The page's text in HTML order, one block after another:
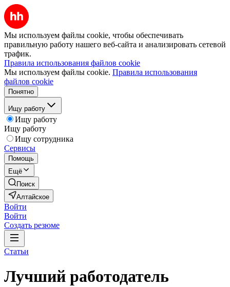
Мы используем файлы cookie, чтобы обеспечивать
правильную работу нашего веб-сайта и анализировать сетевой
трафик.
Правила использования файлов cookie
Мы используем файлы cookie. Правила использования
файлов cookie
Понятно
Ищу работу
Ищу работу
Ищу работу
Ищу сотрудника
Сервисы
Помощь
Ещё
Поиск
Алтайское
Войти
Войти
Создать резюме
Статьи
Лучший работодатель